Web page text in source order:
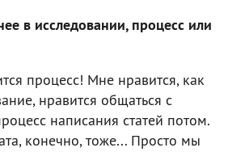
в исследовании, процесс или
процесс! Мне нравится, как
нравится общаться с
написания статей потом.
конечно, тоже... Просто мы